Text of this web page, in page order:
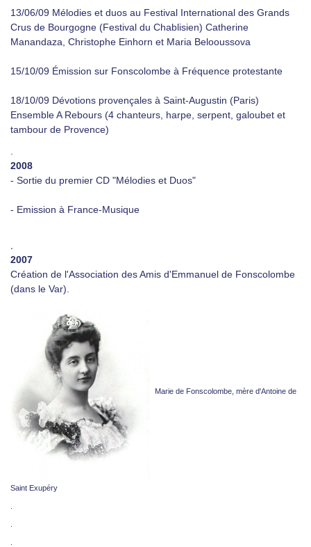
13/06/09 Mélodies et duos au Festival International des Grands
Crus de Bourgogne (Festival du Chablisien) Catherine
Manandaza, Christophe Einhorn et Maria Belooussova
15/10/09 Émission sur Fonscolombe à Fréquence protestante
18/10/09 Dévotions provençales à Saint-Augustin (Paris)
Ensemble A Rebours (4 chanteurs, harpe, serpent, galoubet et
tambour de Provence)
2008
- Sortie du premier CD "Mélodies et Duos"
- Emission à France-Musique
.
2007
Création de l'Association des Amis d'Emmanuel de Fonscolombe
(dans le Var).
Marie de Fonscolombe, mère d'Antoine de
Saint Exupéry